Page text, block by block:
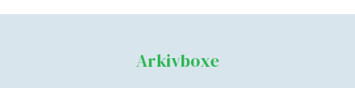
Arkivboxe